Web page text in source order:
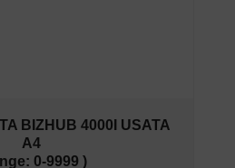
BIZHUB 4000I USATA
A4
0-9999 )